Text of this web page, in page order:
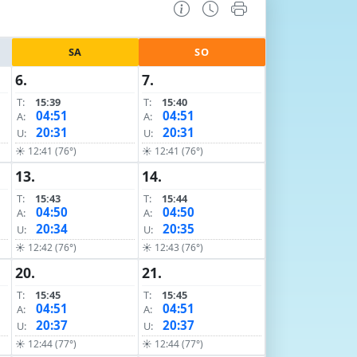
SA SO
6.
T:
15:39
A:
04:51
U: 20:31
☀ 12:41 (76°)
7.
T:
15:40
A:
04:51
U: 20:31
☀ 12:41 (76°)
13.
T:
15:43
A:
04:50
U: 20:34
☀ 12:42 (76°)
14.
T:
15:44
A:
04:50
U: 20:35
☀ 12:43 (76°)
20.
T:
15:45
A:
04:51
U: 20:37
☀ 12:44 (77°)
21.
T:
15:45
A:
04:51
U: 20:37
☀ 12:44 (77°)